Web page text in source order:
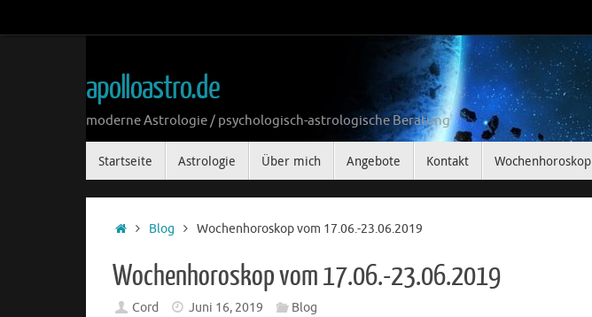
Inhalt
apolloastro.de
moderne Astrologie / psychologisch-astrologische Beratung
Inhalt
Startseite Astrologie Über mich Angebote Kontakt Wochenhoroskop
StartBlog Wochenhoroskop vom 17.06.-23.06.2019
Wochenhoroskop vom 17.06.-23.06.2019
Cord Juni 16, 2019 Blog